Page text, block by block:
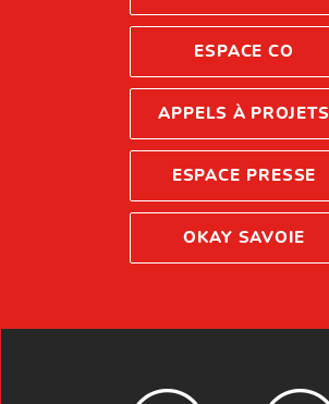
ESPACE CO
APPELS À PROJETS
ESPACE PRESSE
OKAY SAVOIE